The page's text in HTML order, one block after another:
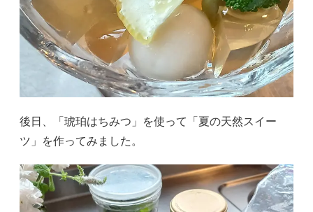
後日、「琥珀はちみつ」を使って「夏の天然スイー
ツ」を作ってみました。